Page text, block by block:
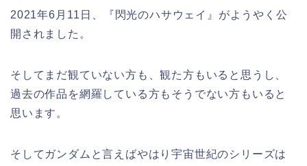
2021年6月11日、『閃光のハサウェイ』がようやく公
開されました。
そしてまだ観ていない方も、観た方もいると思うし、
過去の作品を網羅している方もそうでない方もいると
思います。
そしてガンダムと言えばやはり宇宙世紀のシリーズは